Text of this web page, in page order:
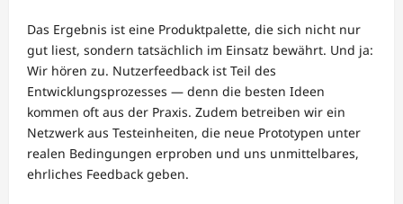
Das Ergebnis ist eine Produktpalette, die sich nicht nur
gut liest, sondern tatsächlich im Einsatz bewährt. Und ja:
Wir hören zu. Nutzerfeedback ist Teil des
Entwicklungsprozesses — denn die besten Ideen
kommen oft aus der Praxis. Zudem betreiben wir ein
Netzwerk aus Testeinheiten, die neue Prototypen unter
realen Bedingungen erproben und uns unmittelbares,
ehrliches Feedback geben.